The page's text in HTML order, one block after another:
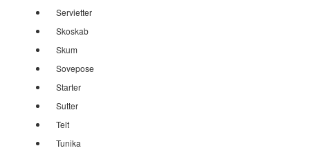
Servietter
Skoskab
Skum
Sovepose
Starter
Sutter
Telt
Tunika